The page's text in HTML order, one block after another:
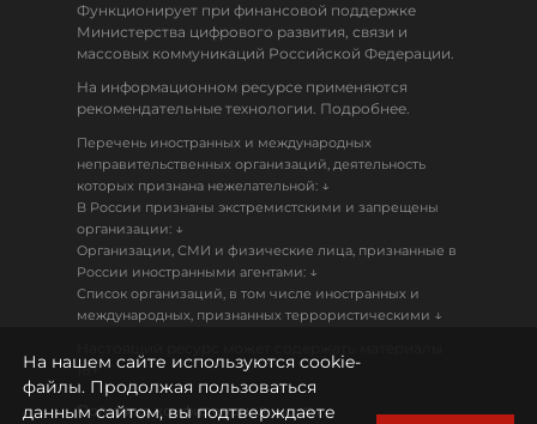
Функционирует при финансовой поддержке
Министерства цифрового развития, связи и
массовых коммуникаций Российской Федерации.
На информационном ресурсе применяются
рекомендательные технологии. Подробнее.
Перечень иностранных и международных
неправительственных организаций, деятельность
которых признана нежелательной: ↓
В России признаны экстремистскими и запрещены
организации: ↓
Организации, СМИ и физические лица, признанные в
России иностранными агентами: ↓
Список организаций, в том числе иностранных и
международных, признанных террористическими ↓
18+
Политика конфиденциальности
На нашем сайте используются cookie-
файлы. Продолжая пользоваться
данным сайтом, вы подтверждаете